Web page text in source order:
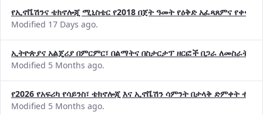
የኢኖቬሽንና ቴክኖሎጂ ሚኒስቴር የ2018 በጀት ዓመት የዕቅድ አፈጻጸምና
Modified 17 Days ago.
ኢትዮጵያና አልጄሪያ በምርምር፣ በልማትና በስታርታፕ ዘርፎች በጋራ ለመስራት
Modified 5 Months ago.
የ2026 የአፍሪካ የሳይንስ፣ ቴክኖሎጂ እና ኢኖቬሽን ሳምንት በታላቅ ድምቀት
Modified 5 Months ago.